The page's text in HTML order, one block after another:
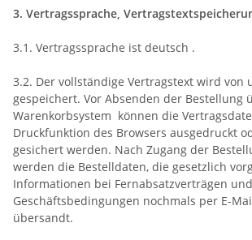
3. Vertragssprache,
3.1. Vertragssprache ist deutsch .
3.2. Der vollständige Vertragstext wird von
gespeichert. Vor Absenden der Bestellung
Warenkorbsystem können die
Druckfunktion des Browsers ausgedruckt
gesichert werden. Nach Zugang der
werden die Bestelldaten, die gesetzlich
Informationen bei Fernabsatzverträgen
Geschäftsbedingungen nochmals per E-
übersandt.